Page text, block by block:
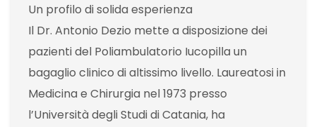
Un profilo di solida esperienza
Il Dr. Antonio Dezio mette a disposizione dei
pazienti del Poliambulatorio Iucopilla un
bagaglio clinico di altissimo livello. Laureatosi in
Medicina e Chirurgia nel 1973 presso
l’Università degli Studi di Catania, ha